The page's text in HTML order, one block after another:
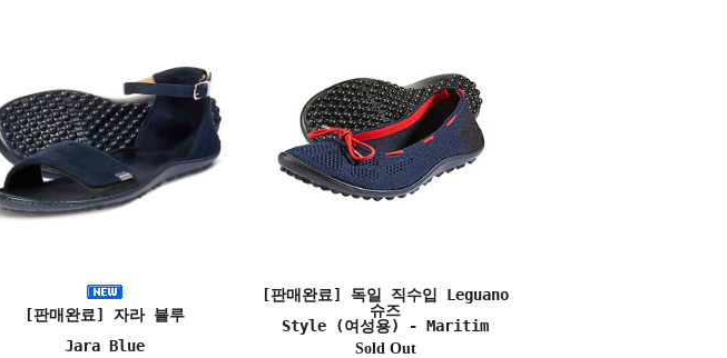
[판매완료] 자라 블루
Jara Blue
[판매완료] 독일 직수입 Leguano
슈즈
Style (여성용) - Maritim
Sold Out